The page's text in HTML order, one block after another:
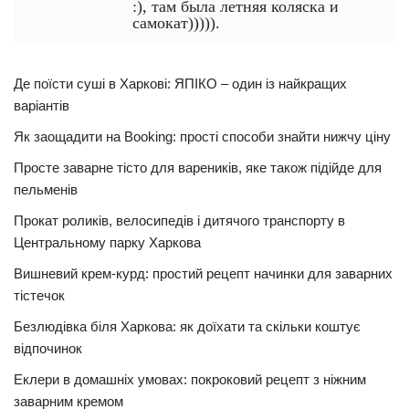
:), там была летняя коляска и
самокат))))).
Де поїсти суші в Харкові: ЯПІКО – один із найкращих
варіантів
Як заощадити на Booking: прості способи знайти нижчу ціну
Просте заварне тісто для вареників, яке також підійде для
пельменів
Прокат роликів, велосипедів і дитячого транспорту в
Центральному парку Харкова
Вишневий крем-курд: простий рецепт начинки для заварних
тістечок
Безлюдівка біля Харкова: як доїхати та скільки коштує
відпочинок
Еклери в домашніх умовах: покроковий рецепт з ніжним
заварним кремом